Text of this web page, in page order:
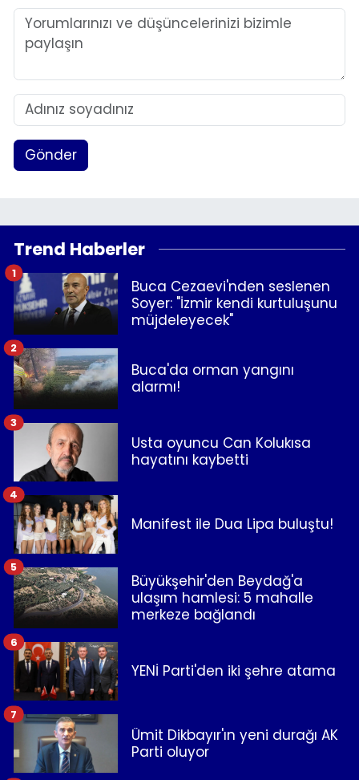
Gönder
Trend Haberler
Buca Cezaevi'nden seslenen
Soyer: "İzmir kendi kurtuluşunu
müjdeleyecek"
1
Buca'da orman yangını
alarmı!
2
Usta oyuncu Can Kolukısa
hayatını kaybetti
3
Manifest ile Dua Lipa buluştu!
4
Büyükşehir'den Beydağ'a
ulaşım hamlesi: 5 mahalle
merkeze bağlandı
5
YENİ Parti'den iki şehre atama
6
Ümit Dikbayır'ın yeni durağı AK
Parti oluyor
7